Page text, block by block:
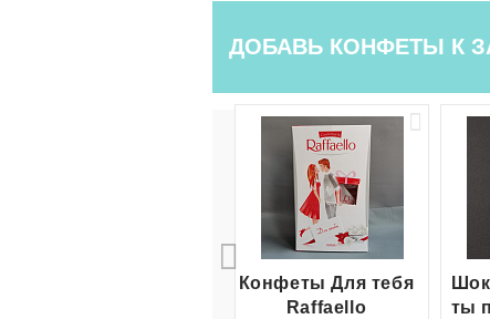
ДОБАВЬ КОНФЕТЫ К
Конфеты Для тебя
Raffaello
ты